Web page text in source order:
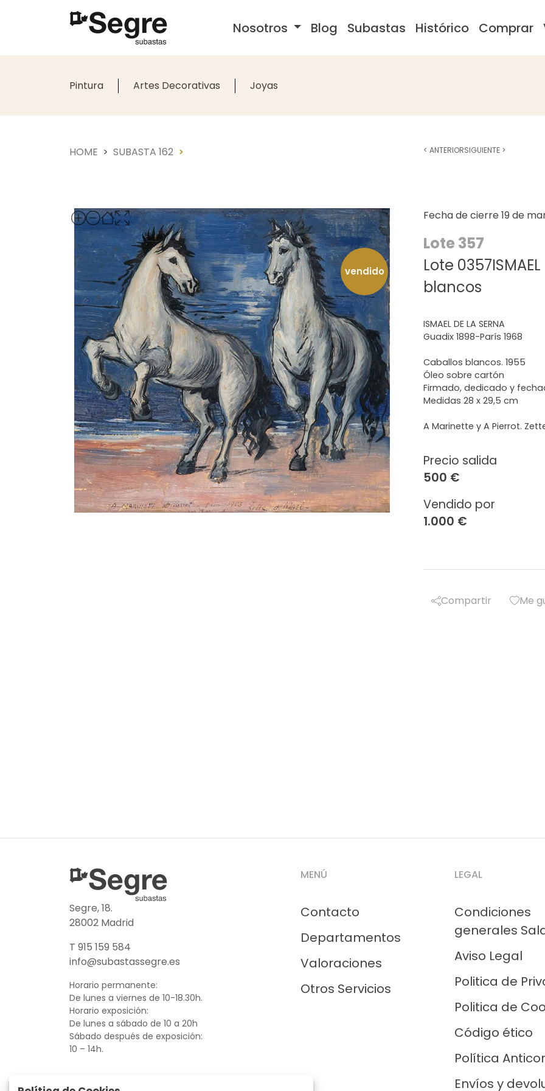
Nosotros Blog Subastas Histórico Comprar
Pintura Artes Decorativas Joyas
HOME SUBASTA 162
Fecha de cierre 19 de
Lote 357
Lote
blancos
vendido
Precio salida
500 €
Vendido por
1.000 €
ISMAEL DE LA SERNA
Guadix 1898-París 1968
Caballos blancos. 1955
Óleo sobre cartón
Firmado, dedicado y
Medidas 28 x 29,5 cm
A Marinette y A Pierrot.
Compartir Me
< ANTERIORSIGUIENTE >
Segre, 18.
28002 Madrid
T 915 159 584
info@subastassegre.es
Horario permanente:
De lunes a viernes de 10-18.30h.
Horario exposición:
De lunes a sábado de 10 a 20h
Sábado después de exposición:
10 – 14h.
MENÚ
Contacto
Departamentos
Valoraciones
Otros Servicios
LEGAL
Condiciones
generales
Aviso Legal
Politica de
Politica de
Código ético
Política
Envíos y